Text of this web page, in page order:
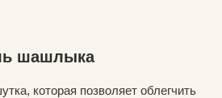
шашлыка
которая позволяет облегчить